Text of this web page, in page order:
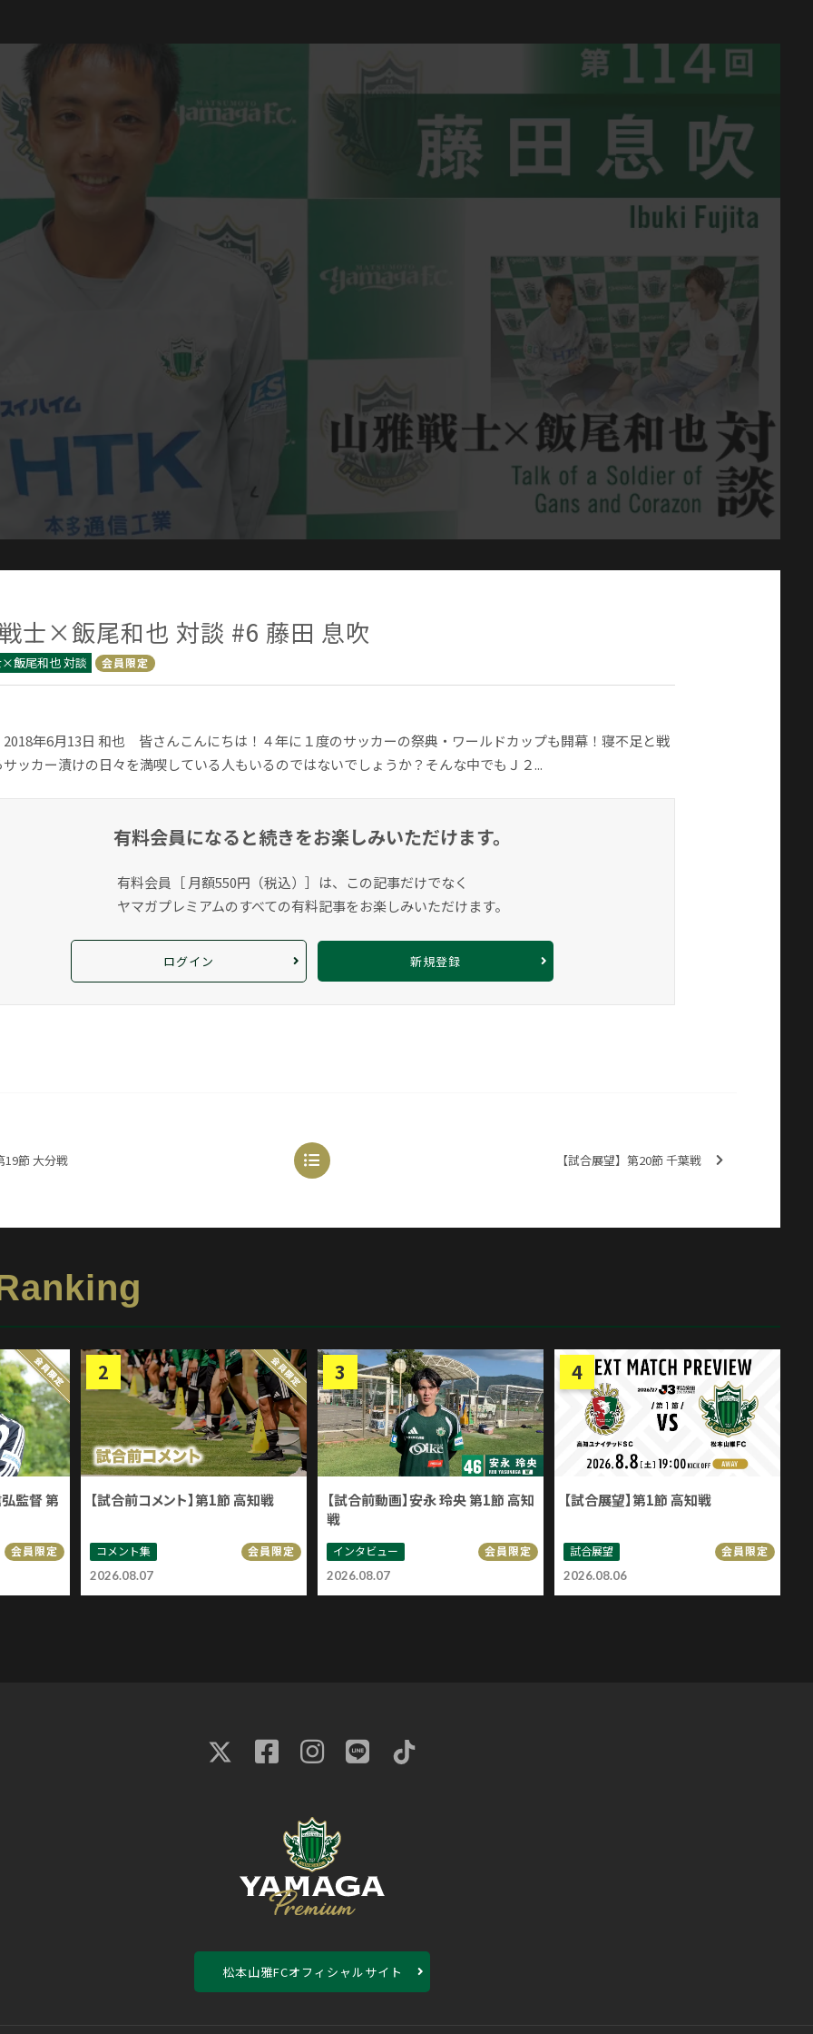
士×飯尾和也 対談 #6 藤田 息吹
×飯尾和也 対談 会員限定
年6月13日 和也 皆さんこんにちは！４年に１度のサッカーの祭典・ワールドカップも開幕！寝不足と戦
サッカー漬けの日々を満喫している人もいるのではないでしょうか？そんな中でもＪ２...
有料会員になると続きをお楽しみいただけます。
有料会員［ 月額550円（税込）］は、この記事だけでなく
ヤマガプレミアムのすべての有料記事をお楽しみいただけます。
ログイン 新規登録
19節 大分戦 【試合展望】第20節 千葉戦
弘監督 第
会員限定
2026.08.07
【試合前コメント】第1節 高知戦
コメント集 会員限定
2026.08.07
【試合前動画】安永 玲央 第1節 高知
戦
インタビュー 会員限定
2026.08.06
【試合展望】第1節 高知戦
試合展望 会員限定
松本山雅FCオフィシャルサイト